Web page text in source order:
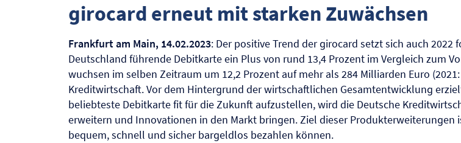
girocard erneut mit starken Zuwächsen
Frankfurt am Main, 14.02.2023: Der positive Trend der girocard setzt sich auch
Deutschland führende Debitkarte ein Plus von rund 13,4 Prozent im Vergleich zum
wuchsen im selben Zeitraum um 12,2 Prozent auf mehr als 284 Milliarden Euro
Kreditwirtschaft. Vor dem Hintergrund der wirtschaftlichen Gesamtentwicklung
beliebteste Debitkarte fit für die Zukunft aufzustellen, wird die Deutsche
erweitern und Innovationen in den Markt bringen. Ziel dieser
bequem, schnell und sicher bargeldlos bezahlen können.